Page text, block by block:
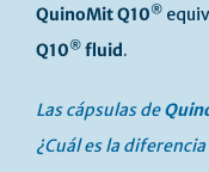
QuinoMit Q10®
Q10® fluid.
Las cápsulas de
¿Cuál es la